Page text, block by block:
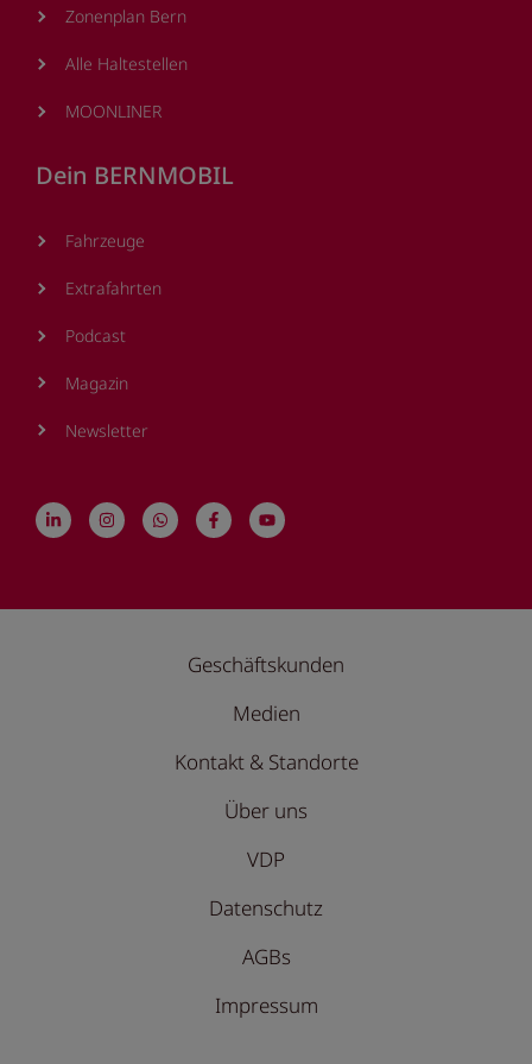
Zonenplan Bern
Alle Haltestellen
MOONLINER
Dein BERNMOBIL
Fahrzeuge
Extrafahrten
Podcast
Magazin
Newsletter
Geschäftskunden
Medien
Kontakt & Standorte
Über uns
VDP
Datenschutz
AGBs
Impressum